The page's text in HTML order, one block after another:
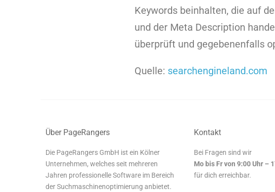
Keywords beinhalten, die auf
und der Meta Description
überprüft und gegebenenfalls
Quelle: searchengineland.com
Über PageRangers
Die PageRangers GmbH ist ein Kölner
Unternehmen, welches seit mehreren
Jahren professionelle Software im Bereich
der Suchmaschinenoptimierung anbietet.
Kontakt
Bei Fragen sind wir
Mo bis Fr von 9:00 Uhr –
für dich erreichbar.